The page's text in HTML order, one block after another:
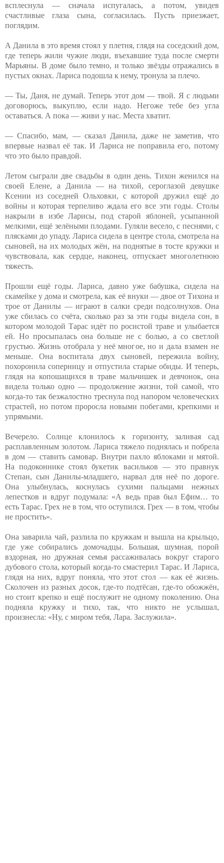
всплеснула — сначала испугалась, а потом, увидев
счастливые глаза сына, согласилась. Пусть приезжает,
поглядим.
А Данила в это время стоял у плетня, глядя на соседский дом,
где теперь жили чужие люди, въехавшие туда после смерти
Марьяны. В доме было темно, и только звёзды отражались в
пустых окнах. Лариса подошла к нему, тронула за плечо.
— Ты, Даня, не думай. Теперь этот дом — твой. Я с людьми
договорюсь, выкуплю, если надо. Негоже тебе без угла
оставаться. А пока — живи у нас. Места хватит.
— Спасибо, мам, — сказал Данила, даже не заметив, что
впервые назвал её так. И Лариса не поправила его, потому
что это было правдой.
Летом сыграли две свадьбы в один день. Тихон женился на
своей Елене, а Данила — на тихой, сероглазой девушке
Ксении из соседней Ольховки, с которой дружил ещё до
войны и которая терпеливо ждала его все эти годы. Столы
накрыли в избе Ларисы, под старой яблоней, усыпанной
мелкими, ещё зелёными плодами. Гуляли весело, с песнями, с
плясками до упаду. Лариса сидела в центре стола, смотрела на
сыновей, на их молодых жён, на поднятые в тосте кружки и
чувствовала, как сердце, наконец, отпускает многолетнюю
тяжесть.
Прошли ещё годы. Лариса, давно уже бабушка, сидела на
скамейке у дома и смотрела, как её внуки — двое от Тихона и
трое от Данилы — играют в салки среди подсолнухов. Она
уже сбилась со счёта, сколько раз за эти годы видела сон, в
котором молодой Тарас идёт по росистой траве и улыбается
ей. Но просыпалась она больше не с болью, а со светлой
грустью. Жизнь отобрала у неё многое, но и дала взамен не
меньше. Она воспитала двух сыновей, пережила войну,
похоронила соперницу и отпустила старые обиды. И теперь,
глядя на копошащихся в траве мальчишек и девчонок, она
видела только одно — продолжение жизни, той самой, что
когда-то так безжалостно треснула под напором человеческих
страстей, но потом проросла новыми побегами, крепкими и
упрямыми.
Вечерело. Солнце клонилось к горизонту, заливая сад
расплавленным золотом. Лариса тяжело поднялась и побрела
в дом — ставить самовар. Внутри пахло яблоками и мятой.
На подоконнике стоял букетик васильков — это правнук
Степан, сын Данилы-младшего, нарвал для неё по дороге.
Она улыбнулась, коснулась сухими пальцами нежных
лепестков и вдруг подумала: «А ведь прав был Ефим… то
есть Тарас. Грех не в том, что оступился. Грех — в том, чтобы
не простить».
Она заварила чай, разлила по кружкам и вышла на крыльцо,
где уже собирались домочадцы. Большая, шумная, порой
вздорная, но дружная семья рассаживалась вокруг старого
дубового стола, который когда-то смастерил Тарас. И Лариса,
глядя на них, вдруг поняла, что этот стол — как её жизнь.
Сколочен из разных досок, где-то подтёсан, где-то обожжён,
но стоит крепко и ещё послужит не одному поколению. Она
подняла кружку и тихо, так, что никто не услышал,
произнесла: «Ну, с миром тебя, Лара. Заслужила».